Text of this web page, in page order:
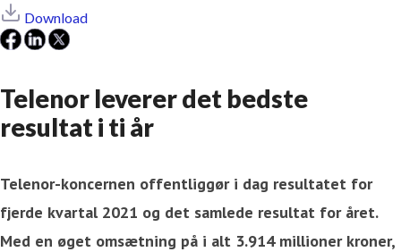
Download
Telenor leverer det bedste
resultat i ti år
Telenor-koncernen offentliggør i dag resultatet for
fjerde kvartal 2021 og det samlede resultat for året.
Med en øget omsætning på i alt 3.914 millioner kroner,